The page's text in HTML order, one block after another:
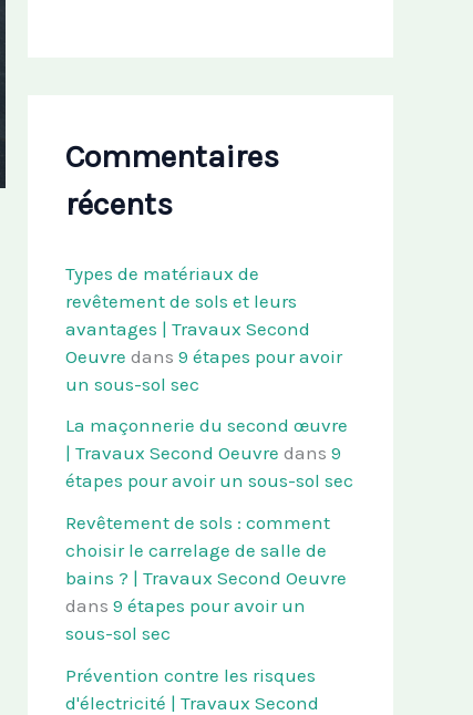
Commentaires
récents
Types de matériaux de
revêtement de sols et leurs
avantages | Travaux Second
Oeuvre dans 9 étapes pour avoir
un sous-sol sec
La maçonnerie du second œuvre
| Travaux Second Oeuvre dans 9
étapes pour avoir un sous-sol sec
Revêtement de sols : comment
choisir le carrelage de salle de
bains ? | Travaux Second Oeuvre
dans 9 étapes pour avoir un
sous-sol sec
Prévention contre les risques
d'électricité | Travaux Second